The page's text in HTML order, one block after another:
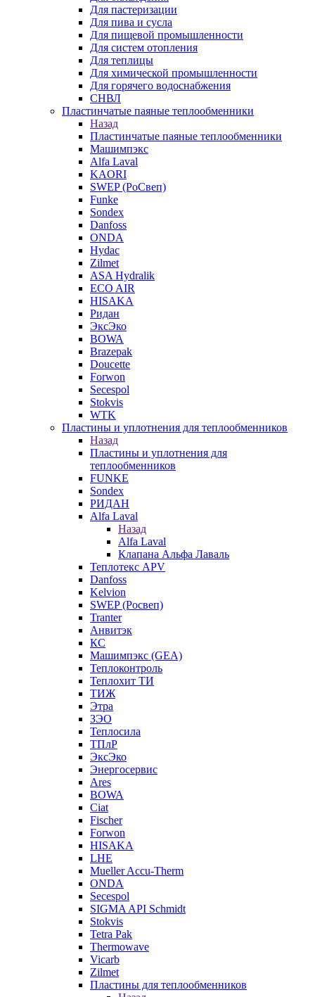
Для пастеризации
Для пива и сусла
Для пищевой промышленности
Для систем отопления
Для теплицы
Для химической промышленности
Для горячего водоснабжения
СНВЛ
Пластинчатые паяные теплообменники
Назад
Пластинчатые паяные теплообменники
Машимпэкс
Alfa Laval
KAORI
SWEP (РоСвеп)
Funke
Sondex
Danfoss
ONDA
Hydac
Zilmet
ASA Hydralik
ECO AIR
HISAKA
Ридан
ЭксЭко
BOWA
Brazepak
Doucette
Forwon
Secespol
Stokvis
WTK
Пластины и уплотнения для теплообменников
Назад
Пластины и уплотнения для
теплообменников
FUNKE
Sondex
РИДАН
Alfa Laval
Назад
Alfa Laval
Клапана Альфа Лаваль
Теплотекс APV
Danfoss
Kelvion
SWEP (Росвеп)
Tranter
Анвитэк
КС
Машимпэкс (GEA)
Теплоконтроль
Теплохит ТИ
ТИЖ
Этра
ЗЭО
Теплосила
ТПлР
ЭксЭко
Энергосервис
Ares
BOWA
Ciat
Fischer
Forwon
HISAKA
LHE
Mueller Accu-Therm
ONDA
Secespol
SIGMA API Schmidt
Stokvis
Tetra Pak
Thermowave
Vicarb
Zilmet
Пластины для теплообменников